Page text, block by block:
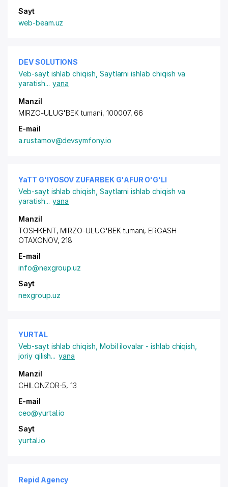
Sayt
web-beam.uz
DEV SOLUTIONS
Veb-sayt ishlab chiqish Saytlarni ishlab chiqish va
yaratish... yana
Manzil
MIRZO-ULUG'BEK tumani, 100007, 66
E-mail
a.rustamov@devsymfony.io
YaTT G'IYOSOV ZUFARBEK G'AFUR O'G'LI
Veb-sayt ishlab chiqish Saytlarni ishlab chiqish va
yaratish... yana
Manzil
TOSHKENT, MIRZO-ULUG'BEK tumani, ERGASH
OTAXONOV, 218
E-mail
info@nexgroup.uz
Sayt
nexgroup.uz
YURTAL
Veb-sayt ishlab chiqish Mobil ilovalar - ishlab chiqish,
joriy qilish... yana
Manzil
CHILONZOR-5, 13
E-mail
ceo@yurtal.io
Sayt
yurtal.io
Repid Agency